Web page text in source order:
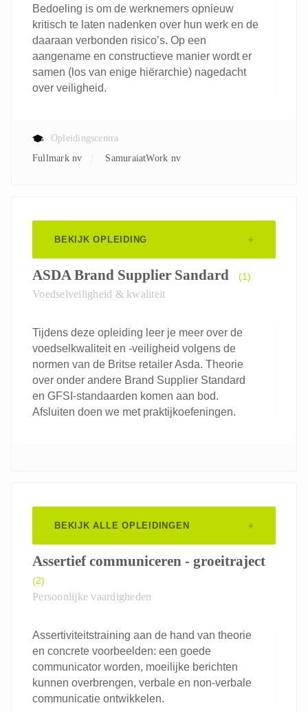
Bedoeling is om de werknemers opnieuw
kritisch te laten nadenken over hun werk en de
daaraan verbonden risico’s. Op een
aangename en constructieve manier wordt er
samen (los van enige hiërarchie) nagedacht
over veiligheid.
Opleidingscentra
Fullmark nv
SamuraiatWork nv
BEKIJK OPLEIDING
ASDA Brand Supplier Sandard (1)
Voedselveiligheid & kwaliteit
Tijdens deze opleiding leer je meer over de
voedselkwaliteit en -veiligheid volgens de
normen van de Britse retailer Asda. Theorie
over onder andere Brand Supplier Standard
en GFSI-standaarden komen aan bod.
Afsluiten doen we met praktijkoefeningen.
BEKIJK ALLE OPLEIDINGEN
Assertief communiceren - groeitraject
(2)
Persoonlijke vaardigheden
Assertiviteitstraining aan de hand van theorie
en concrete voorbeelden: een goede
communicator worden, moeilijke berichten
kunnen overbrengen, verbale en non-verbale
communicatie ontwikkelen.